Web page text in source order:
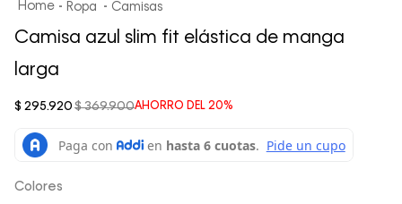
Ropa Camisas
Camisa azul slim fit elástica de manga
larga
AHORRO DEL 20%
$ 369.900
$ 295.920
Colores